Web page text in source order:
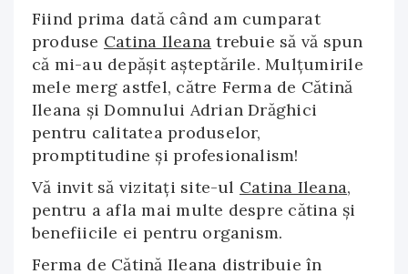
Fiind prima dată când am cumparat
produse Catina Ileana trebuie să vă spun
că mi-au depăşit aşteptările. Mulţumirile
mele merg astfel, către Ferma de Cătină
Ileana şi Domnului Adrian Drăghici
pentru calitatea produselor,
promptitudine şi profesionalism!
Vă invit să vizitați site-ul Catina Ileana,
pentru a afla mai multe despre cătina şi
benefiicile ei pentru organism.
Ferma de Cătină Ileana distribuie în